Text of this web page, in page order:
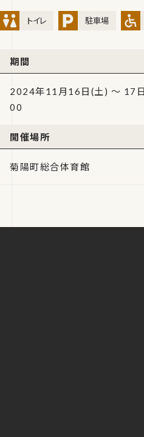
トイレ 駐車場
期間
2024年11月16日(土) ～ 17
00
開催場所
菊陽町総合体育館